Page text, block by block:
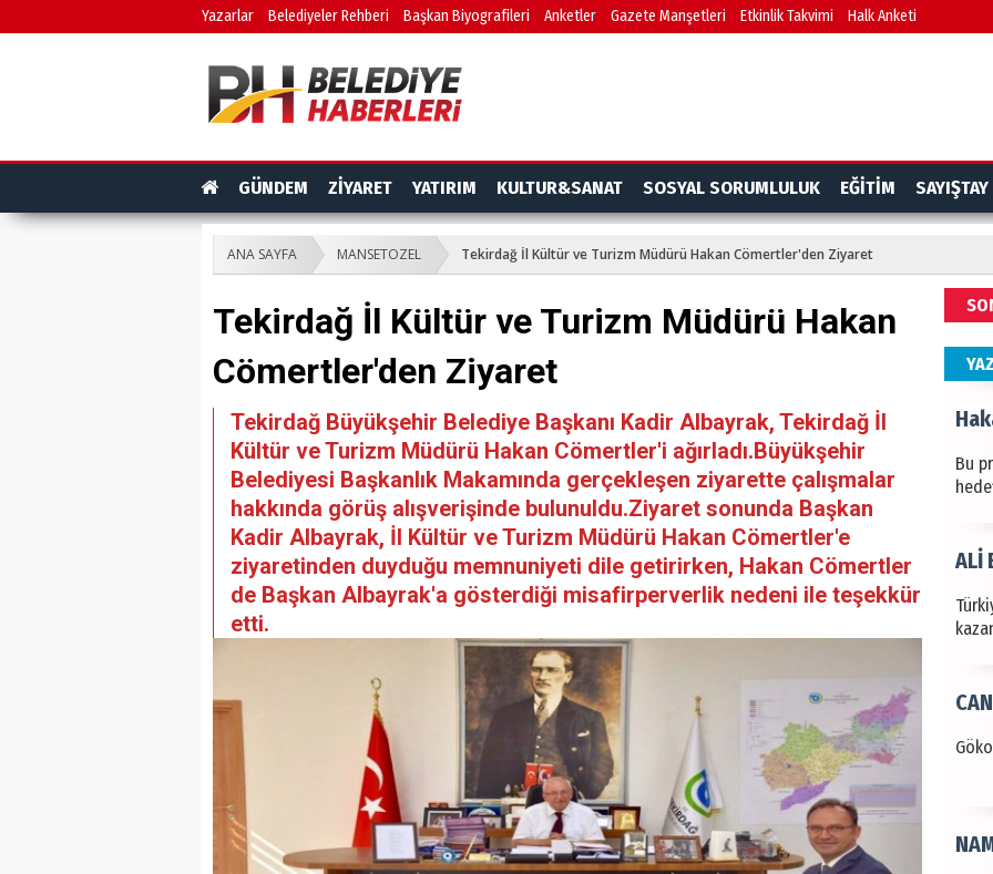
Yazarlar Belediyeler Rehberi Başkan Biyografileri Anketler Gazete Manşetleri Etkinlik Takvimi Halk Anketi
GÜNDEM ZİYARET YATIRIM KULTUR&SANAT SOSYAL SORUMLULUK EĞİTİM SAYIŞTAY
ANA SAYFA MANSETOZEL Tekirdağ İl Kültür ve Turizm Müdürü Hakan Cömertler'den Ziyaret
Tekirdağ İl Kültür ve Turizm Müdürü Hakan
Cömertler'den Ziyaret
Tekirdağ Büyükşehir Belediye Başkanı Kadir Albayrak, Tekirdağ İl
Kültür ve Turizm Müdürü Hakan Cömertler'i ağırladı.Büyükşehir
Belediyesi Başkanlık Makamında gerçekleşen ziyarette çalışmalar
hakkında görüş alışverişinde bulunuldu.Ziyaret sonunda Başkan
Kadir Albayrak, İl Kültür ve Turizm Müdürü Hakan Cömertler'e
ziyaretinden duyduğu memnuniyeti dile getirirken, Hakan Cömertler
de Başkan Albayrak'a gösterdiği misafirperverlik nedeni ile teşekkür
etti.
Bu
ALİ